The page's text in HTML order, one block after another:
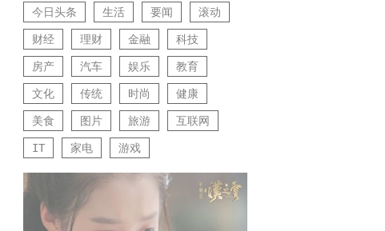
今日头条 生活 要闻 滚动
财经 理财 金融 科技
房产 汽车 娱乐 教育
文化 传统 时尚 健康
美食 图片 旅游 互联网
IT 家电 游戏